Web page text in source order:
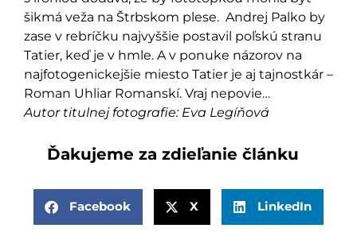
šikmá veža na Štrbskom plese. Andrej Palko by
zase v rebríčku najvyššie postavil poľskú stranu
Tatier, keď je v hmle. A v ponuke názorov na
najfotogenickejšie miesto Tatier je aj tajnostkár –
Roman Uhliar Romanskí. Vraj nepovie…
Autor titulnej fotografie: Eva Legíňová
Ďakujeme za zdieľanie článku
Facebook X LinkedIn